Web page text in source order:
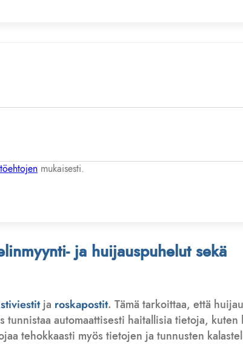
mukaisesti.
ja huijauspuhelut sekä
ja roskapostit. Tämä tarkoittaa, että
automaattisesti haitallisia tietoja, kuten
tehokkaasti myös tietojen ja tunnusten